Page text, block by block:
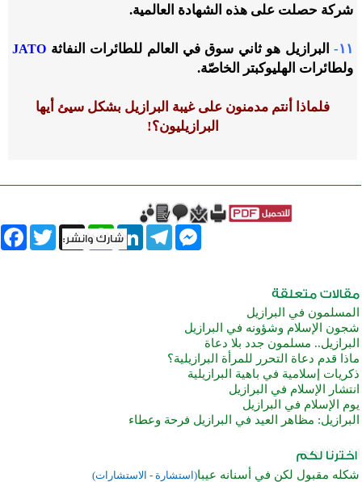
شركة حصلت على هذه الشهادة العالمية.
١١- البرازيل هو ثاني سوق في العالم للطائرات النفاثة JATO
ولطائرات الهليوكبتر الخاصّة.
فلماذا أنتم مدمنون على غيبة البرازيل بشكل سيئ أيها
البرازيليون؟!
Twitter X
WhatsAppLinkedInTelegram
Messenger
المسلمون في البرازيل
شجون الإسلام وشؤونه في البرازيل
البرازيل.. مسلمون جدد بلا دعاة
ماذا قدم دعاة التحرر للمرأة البرازيلية؟
ذكريات إسلامية في باهية البرازيلية
انتشار الإسلام في البرازيل
يوم الإسلام في البرازيل
البرازيل: مظاهر العيد في البرازيل فرحة وعطاء
شكله مقبول لكن في أسنانه عيبا(استشارة - الاستشارات)